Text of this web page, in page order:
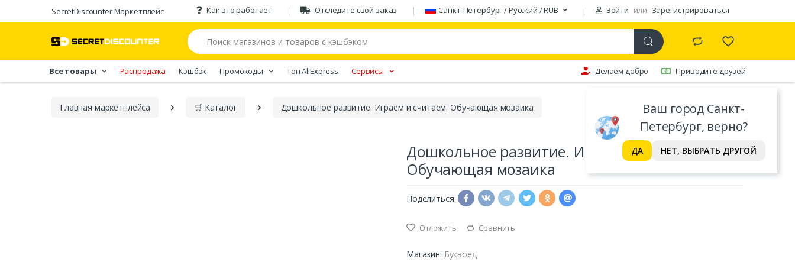
SecretDiscounter Маркетплейс Как это работает Отследите свой заказ Санкт-Петербург / Русский / RUB Войти или Зарегистрироваться
Ваш город Санкт-
Петербург, верно?
ДА НЕТ, ВЫБРАТЬ ДРУГОЙ
Все товары Распродажа Кэшбэк Промокоды Tоп AliExpress Сервисы Делаем добро Приводите друзей
Главная марĸетплейса 🛒 Каталог Дошкольное развитие. Играем и считаем. Обучающая мозаика
Дошкольное развитие. Играем и считаем.
Обучающая мозаика
Поделиться:
Отложить Сравнить
Магазин: Буквоед